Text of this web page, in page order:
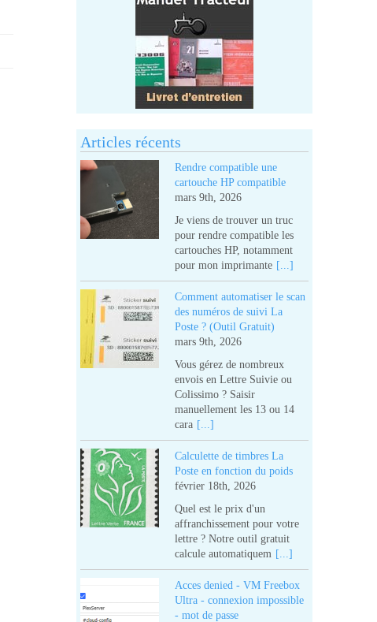
Articles récents
Rendre compatible une
cartouche HP compatible
mars 9th, 2026
Je viens de trouver un truc
pour rendre compatible les
cartouches HP, notamment
pour mon imprimante [...]
Comment automatiser le scan
des numéros de suivi La
Poste ? (Outil Gratuit)
mars 9th, 2026
Vous gérez de nombreux
envois en Lettre Suivie ou
Colissimo ? Saisir
manuellement les 13 ou 14
cara [...]
Calculette de timbres La
Poste en fonction du poids
février 18th, 2026
Quel est le prix d'un
affranchissement pour votre
lettre ? Notre outil gratuit
calcule automatiquem [...]
Acces denied - VM Freebox
Ultra - connexion impossible
- mot de passe